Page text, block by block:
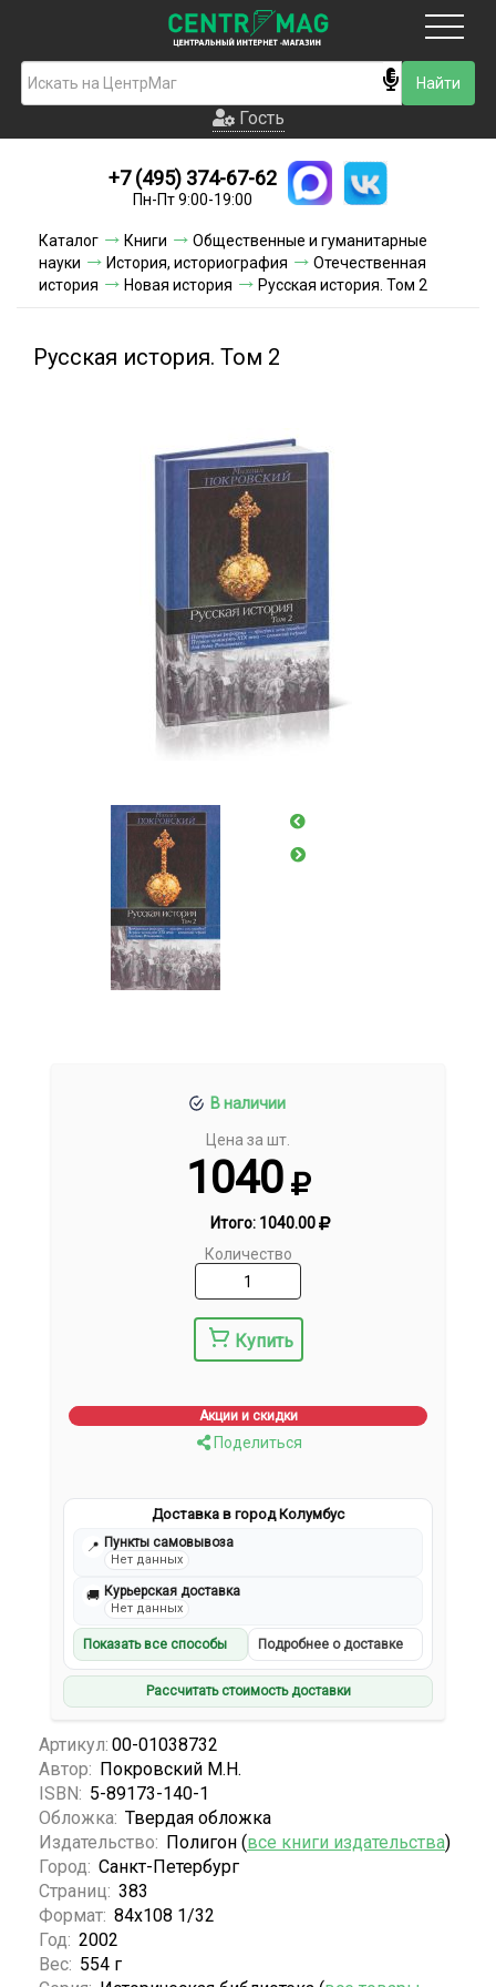
Гость
Новинки
Условия доставки
Условия оплаты
Гость
+7 (495) 374-67-62
Пн-Пт 9:00-19:00
Каталог Книги
Общественные и гуманитарные
науки
История, историография
Отечественная
история
Новая история Русская история. Том 2
Русская история. Том 2
В наличии
Цена за шт.
1040
Итого: 1040.00
Количество
Купить
Акции и скидки
Поделиться
Доставка в город Колумбус
📍 Пункты самовывоза
Нет данных
🚚 Курьерская доставка
Нет данных
Показать все способы Подробнее о доставке
Рассчитать стоимость доставки
Артикул: 00-01038732
Автор: Покровский М.Н.
ISBN: 5-89173-140-1
Обложка: Твердая обложка
Издательство: Полигон (все книги издательства)
Город: Санкт-Петербург
Страниц: 383
Формат: 84x108 1/32
Год: 2002
Вес: 554 г